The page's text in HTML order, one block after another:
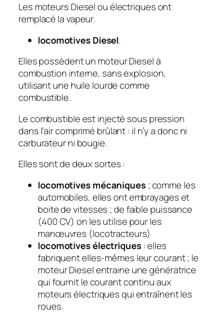
Les moteurs Diesel ou électriques ont
remplacé la vapeur.
locomotives Diesel.
Elles possèdent un moteur Diesel à
combustion interne, sans explosion,
utilisant une huile lourde comme
combustible.
Le combustible est injecté sous pression
dans l’air comprimé brûlant : il n’y a donc ni
carburateur ni bougie.
Elles sont de deux sortes :
locomotives mécaniques; comme les
automobiles, elles ont embrayages et
boite de vitesses ; de faible puissance
(400 CV) on les utilise pour les
manœuvres (locotracteurs)
locomotives électriques: elles
fabriquent elles-mêmes leur courant ; le
moteur Diesel entraine une génératrice
qui fournit le courant continu aux
moteurs électriques qui entraînent les
roues.